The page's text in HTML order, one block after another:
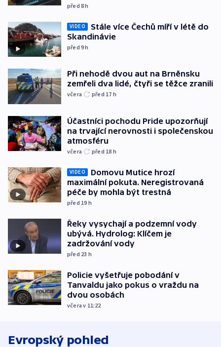
před 8h
VIDEO
Stále více Čechů míří v létě do
Skandinávie
před 9h
Při nehodě dvou aut na Brněnsku
zemřeli dva lidé, čtyři se těžce zranili
včera před 17 h
Účastníci pochodu Pride upozorňují
na trvající nerovnosti i společenskou
atmosféru
včera před 18 h
VIDEO
Domovu Mutice hrozí
maximální pokuta. Neregistrovaná
péče by mohla být trestná
před 19 h
Řeky vysychají a podzemní vody
ubývá. Hydrolog: Klíčem je
zadržování vody
před 23 h
Policie vyšetřuje pobodání v
Tanvaldu jako pokus o vraždu na
dvou osobách
včera v 11:22
Evropský pohled